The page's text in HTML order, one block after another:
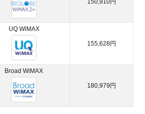
150,910円
UQ WiMAX
155,628円
Broad WiMAX
180,979円